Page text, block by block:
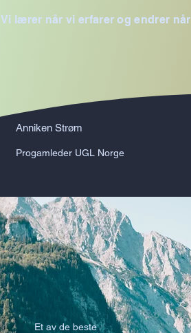
Vi lærer når vi erfarer og endrer
Anniken Strøm
Progamleder UGL Norge
Et av de beste